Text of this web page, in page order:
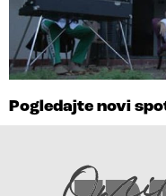
Pogledajte novi